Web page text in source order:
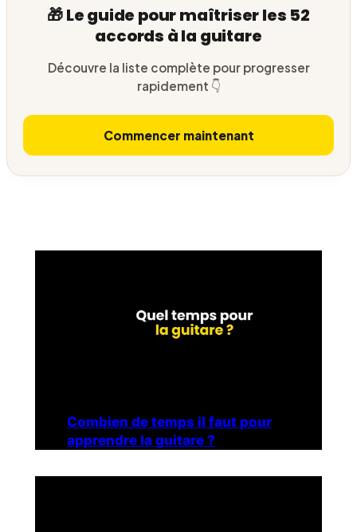
🎁 Le guide pour maîtriser les 52
accords à la guitare
Découvre la liste complète pour progresser
rapidement 👇
Commencer maintenant
Combien de temps il faut pour
apprendre la guitare ?